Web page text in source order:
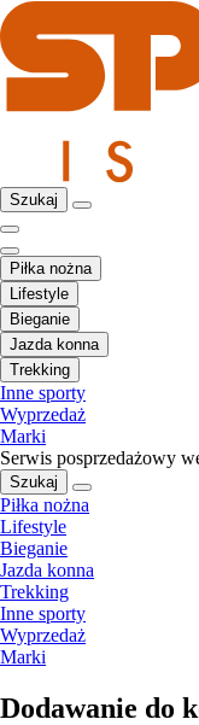
Szukaj
Piłka nożna
Lifestyle
Bieganie
Jazda konna
Trekking
Inne sporty
Wyprzedaż
Marki
Serwis posprzedażowy
Szukaj
Piłka nożna
Lifestyle
Bieganie
Jazda konna
Trekking
Inne sporty
Wyprzedaż
Marki
Dodawanie do